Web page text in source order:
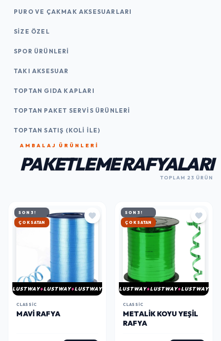
PURO VE ÇAKMAK AKSESUARLARI
SIZE ÖZEL
SPOR ÜRÜNLERI
TAKI AKSESUAR
TOPTAN GIDA KAPLARI
TOPTAN PAKET SERVIS ÜRÜNLERI
TOPTAN SATIŞ (KOLI İLE)
AMBALAJ ÜRÜNLERI
PAKETLEME RAFYALARI
TOPLAM 23 ÜRÜN
SON 3!
HIZLI KARGO
LUSTWAY LUSTWAY LUSTWAY
CLASSIC
MAVI RAFYA
SON 3!
HIZLI KARGO
LUSTWAY LUSTWAY LUSTWAY
CLASSIC
METALIK KOYU YEŞIL
RAFYA